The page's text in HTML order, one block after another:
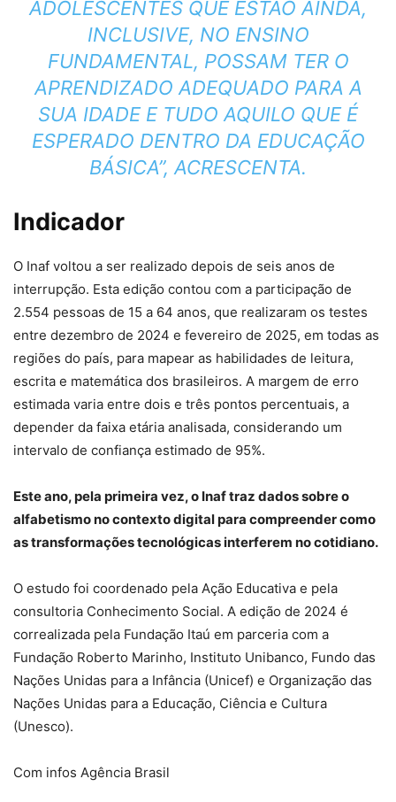
ADOLESCENTES QUE ESTÃO AINDA,
INCLUSIVE, NO ENSINO
FUNDAMENTAL, POSSAM TER O
APRENDIZADO ADEQUADO PARA A
SUA IDADE E TUDO AQUILO QUE É
ESPERADO DENTRO DA EDUCAÇÃO
BÁSICA”, ACRESCENTA.
Indicador
O Inaf voltou a ser realizado depois de seis anos de
interrupção. Esta edição contou com a participação de
2.554 pessoas de 15 a 64 anos, que realizaram os testes
entre dezembro de 2024 e fevereiro de 2025, em todas as
regiões do país, para mapear as habilidades de leitura,
escrita e matemática dos brasileiros. A margem de erro
estimada varia entre dois e três pontos percentuais, a
depender da faixa etária analisada, considerando um
intervalo de confiança estimado de 95%.
Este ano, pela primeira vez, o Inaf traz dados sobre o
alfabetismo no contexto digital para compreender como
as transformações tecnológicas interferem no cotidiano.
O estudo foi coordenado pela Ação Educativa e pela
consultoria Conhecimento Social. A edição de 2024 é
correalizada pela Fundação Itaú em parceria com a
⁠Fundação Roberto Marinho, ⁠Instituto Unibanco, Fundo das
Nações Unidas para a Infância (Unicef) e Organização das
Nações Unidas para a Educação, Ciência e Cultura
(Unesco).
Com infos Agência Brasil